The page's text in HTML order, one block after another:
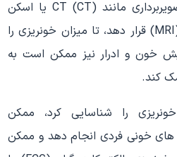
برای آزمایشات تشخیصی تصویربرداری مانند CT (CT) یا اسکن
عکس رزونانس مغناطیسی (MRI) قرار دهد، تا میزان خونریزی را
خون و ادرار نیز ممکن است به
کند.
را شناسایی کرد، ممکن
های خونی فردی انجام دهد و ممکن